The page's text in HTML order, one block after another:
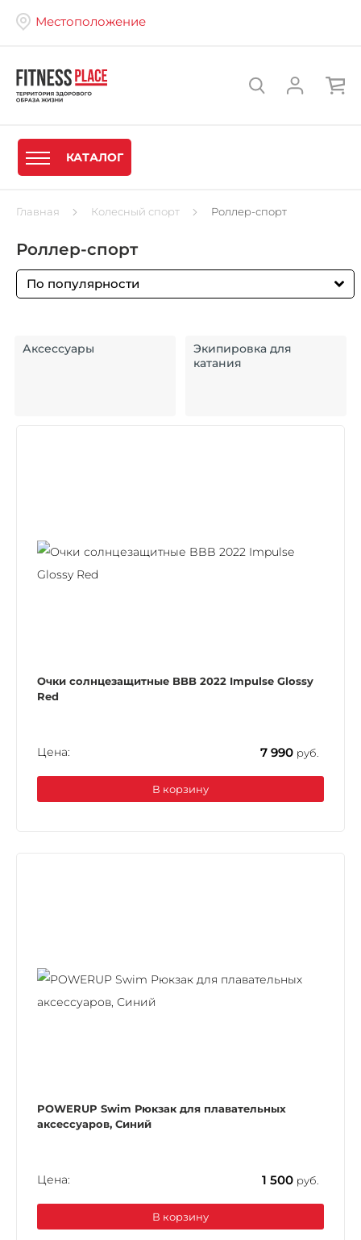
Местоположение
КАТАЛОГ
Главная Колесный спорт Роллер-спорт
Роллер-спорт
По популярности
Аксессуары
Экипировка для
катания
Очки солнцезащитные BBB 2022 Impulse Glossy
Red
Цена: 7 990 руб.
В корзину
POWERUP Swim Рюкзак для плавательных
аксессуаров, Синий
Цена: 1 500 руб.
В корзину